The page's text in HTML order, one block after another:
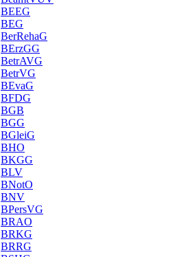
BEEG
BEG
BerRehaG
BErzGG
BetrAVG
BetrVG
BEvaG
BFDG
BGB
BGG
BGleiG
BHO
BKGG
BLV
BNotO
BNV
BPersVG
BRAO
BRKG
BRRG